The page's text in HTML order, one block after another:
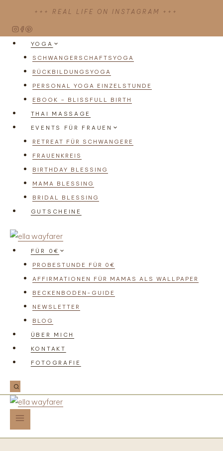
springen
+++ REAL LIFE ON INSTAGRAM +++
YOGA
SCHWANGERSCHAFTSYOGA
RÜCKBILDUNGSYOGA
PERSONAL YOGA EINZELSTUNDE
EBOOK – BLISSFULL BIRTH
THAI MASSAGE
EVENTS FÜR FRAUEN
RETREAT FÜR SCHWANGERE
FRAUENKREIS
BIRTHDAY BLESSING
MAMA BLESSING
BRIDAL BLESSING
GUTSCHEINE
FÜR 0€
PROBESTUNDE FÜR 0€
AFFIRMATIONEN FÜR MAMAS ALS WALLPAPER
BECKENBODEN-GUIDE
NEWSLETTER
BLOG
ÜBER MICH
KONTAKT
FOTOGRAFIE